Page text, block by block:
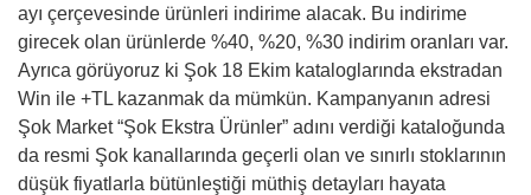
ayı çerçevesinde ürünleri indirime alacak. Bu indirime
girecek olan ürünlerde %40, %20, %30 indirim oranları var.
Ayrıca görüyoruz ki Şok 18 Ekim kataloglarında ekstradan
Win ile +TL kazanmak da mümkün. Kampanyanın adresi
Şok Market “Şok Ekstra Ürünler” adını verdiği kataloğunda
da resmi Şok kanallarında geçerli olan ve sınırlı stoklarının
düşük fiyatlarla bütünleştiği müthiş detayları hayata